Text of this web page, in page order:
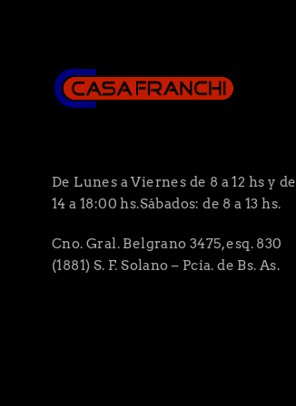
De Lunes a Viernes de 8 a 12 hs y de
14 a 18:00 hs.Sábados: de 8 a 13 hs.
Cno. Gral. Belgrano 3475, esq. 830
(1881) S. F. Solano – Pcia. de Bs. As.